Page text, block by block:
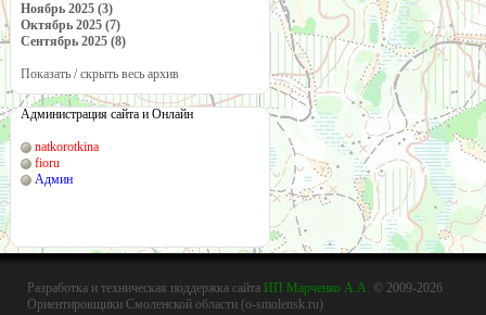
Ноябрь 2025 (3)
Октябрь 2025 (7)
Сентябрь 2025 (8)
Показать / скрыть весь архив
Администрация сайта и Онлайн
natkorotkina
fioru
Админ
Разработка и техническая поддержка сайта ИП Марченко А.А. © 2009-2026
Ориентировщики Смоленской области (o-smolensk.ru)